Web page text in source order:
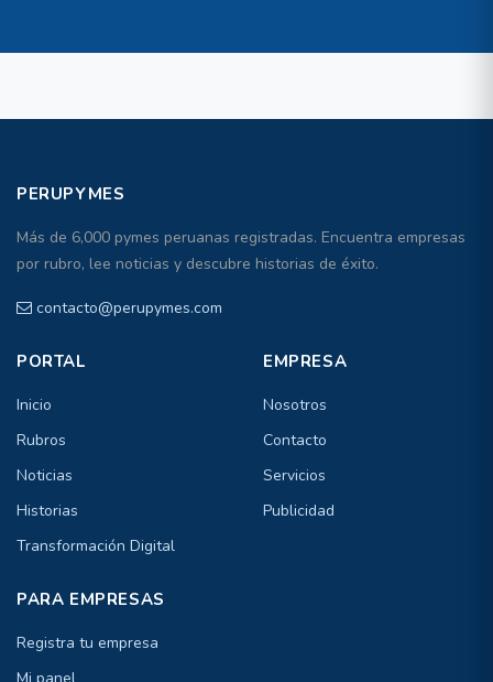
PERUPYMES
Más de 6,000 pymes peruanas registradas. Encuentra empresas
por rubro, lee noticias y descubre historias de éxito.
contacto@perupymes.com
PORTAL
Inicio
Rubros
Noticias
Historias
Transformación Digital
EMPRESA
Nosotros
Contacto
Servicios
Publicidad
PARA EMPRESAS
Registra tu empresa
Mi panel